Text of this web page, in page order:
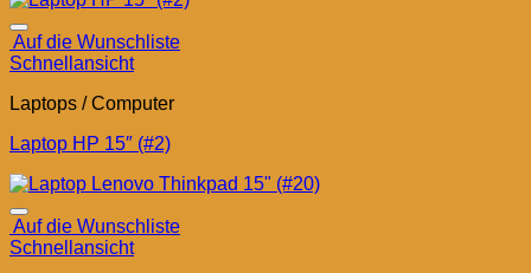
Auf die Wunschliste
Schnellansicht
Laptops / Computer
Laptop HP 15″ (#2)
Auf die Wunschliste
Schnellansicht